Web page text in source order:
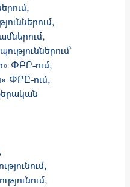
ՓԲԸ-ում,
ՓԲԸ-ում,